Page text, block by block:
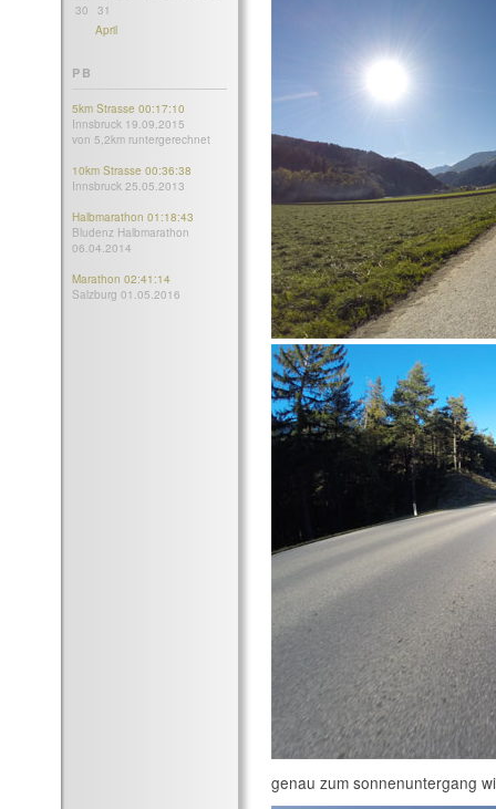
30
31
April
PB
5km Strasse 00:17:10
Innsbruck 19.09.2015
von 5,2km runtergerechnet
10km Strasse 00:36:38
Innsbruck 25.05.2013
Halbmarathon 01:18:43
Bludenz Halbmarathon
06.04.2014
Marathon 02:41:14
Salzburg 01.05.2016
genau zum sonnenuntergang